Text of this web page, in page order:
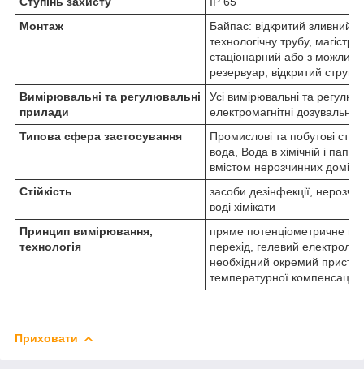
Монтаж
Байпас: відкритий зливний
технологічну трубу,
стаціонарний або з
резервуар, відкритий
Вимірювальні та регулювальні
прилади
Усі вимірювальні та
електромагнітні
Типова сфера застосування
Промислові та побутові
вода, Вода в хімічній і
вмістом нерозчинних
Стійкість
засоби дезінфекції,
воді хімікати
Принцип вимірювання,
технологія
пряме потенціометричне
перехід, гелевий
необхідний окремий
температурної компенсації
Приховати